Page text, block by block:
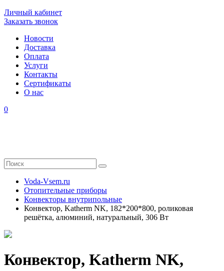
Личный кабинет
Заказать звонок
Новости
Доставка
Оплата
Услуги
Контакты
Cертификаты
О нас
0
Voda-Vsem.ru
Отопительные приборы
Конвекторы внутрипольные
Конвектор, Katherm NK, 182*200*800, роликовая
решётка, алюминий, натуральный, 306 Вт
Конвектор, Katherm NK,